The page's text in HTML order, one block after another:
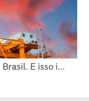
E isso i...